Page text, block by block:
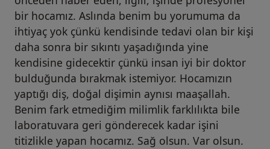
bir hocamız. Aslında benim bu yorumuma da
ihtiyaç yok çünkü kendisinde tedavi olan bir kişi
daha sonra bir sıkıntı yaşadığında yine
kendisine gidecektir çünkü insan iyi bir doktor
bulduğunda bırakmak istemiyor. Hocamızın
yaptığı diş, doğal dişimin aynısı maaşallah.
Benim fark etmediğim milimlik farklılıkta bile
laboratuvara geri gönderecek kadar işini
titizlikle yapan hocamız. Sağ olsun. Var olsun.